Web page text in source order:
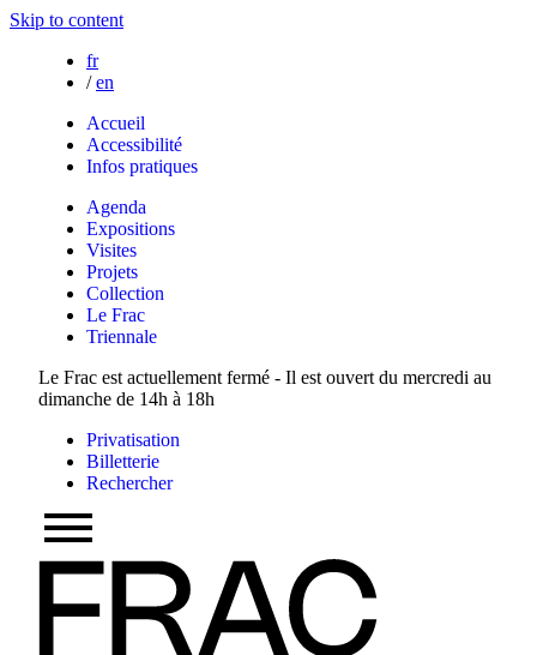
Skip to content
fr
/ en
Accueil
Accessibilité
Infos pratiques
Agenda
Expositions
Visites
Projets
Collection
Le Frac
Triennale
Le Frac est actuellement fermé - Il est ouvert du mercredi au
dimanche de 14h à 18h
Privatisation
Billetterie
Rechercher